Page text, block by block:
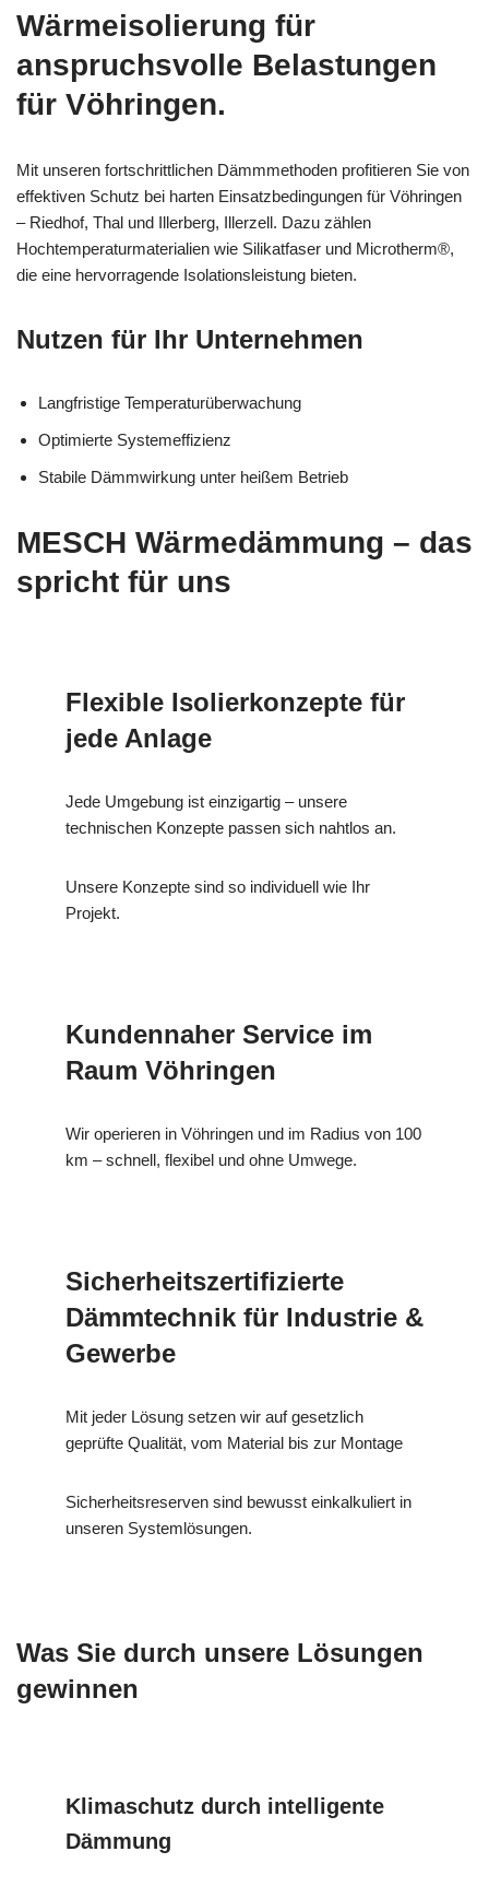
Wärmeisolierung für
anspruchsvolle Belastungen
für Vöhringen.
Mit unseren fortschrittlichen Dämmmethoden profitieren Sie von
effektiven Schutz bei harten Einsatzbedingungen für Vöhringen
– Riedhof, Thal und Illerberg, Illerzell. Dazu zählen
Hochtemperaturmaterialien wie Silikatfaser und Microtherm®,
die eine hervorragende Isolationsleistung bieten.
Nutzen für Ihr Unternehmen
Langfristige Temperaturüberwachung
Optimierte Systemeffizienz
Stabile Dämmwirkung unter heißem Betrieb
MESCH Wärmedämmung – das
spricht für uns
Flexible Isolierkonzepte für
jede Anlage
Jede Umgebung ist einzigartig – unsere
technischen Konzepte passen sich nahtlos an.
Unsere Konzepte sind so individuell wie Ihr
Projekt.
Kundennaher Service im
Raum Vöhringen
Wir operieren in Vöhringen und im Radius von 100
km – schnell, flexibel und ohne Umwege.
Sicherheitszertifizierte
Dämmtechnik für Industrie &
Gewerbe
Mit jeder Lösung setzen wir auf gesetzlich
geprüfte Qualität, vom Material bis zur Montage
Sicherheitsreserven sind bewusst einkalkuliert in
unseren Systemlösungen.
Was Sie durch unsere Lösungen
gewinnen
Klimaschutz durch intelligente
Dämmung